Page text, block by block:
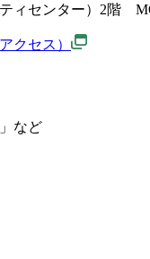
ィセンター）2階
クセス）
など